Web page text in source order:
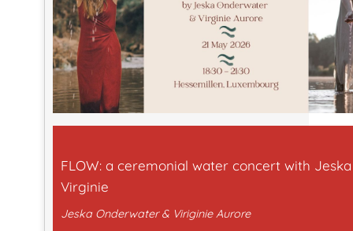
FLOW: a ceremonial water concert with
Virginie
Jeska Onderwater & Viriginie Aurore